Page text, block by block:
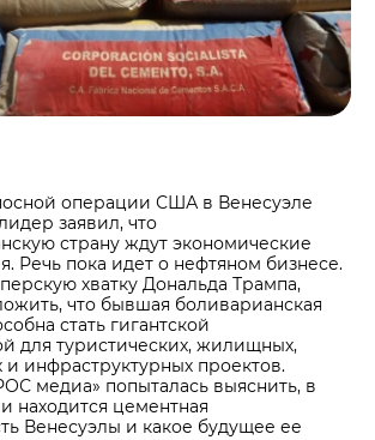
операции США в Венесуэле
заявил, что
страну ждут экономические
Речь пока идет о нефтяном бизнесе.
хватку Дональда Трампа,
что бывшая боливарианская
стать гигантской
для туристических, жилищных,
инфраструктурных проектов.
медиа» попыталась выяснить, в
находится цементная
Венесуэлы и какое будущее ее
дистрибуции
ТМЦ и непрофильных активов
в области закупок
поставщику
цемент
и тренды
нас
для СМИ